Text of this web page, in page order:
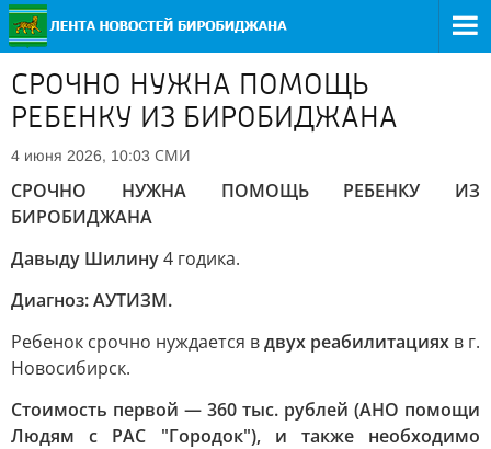
СРОЧНО НУЖНА ПОМОЩЬ
РЕБЕНКУ ИЗ БИРОБИДЖАНА
4 июня 2026, 10:03 СМИ
СРОЧНО НУЖНА ПОМОЩЬ РЕБЕНКУ ИЗ
БИРОБИДЖАНА
Давыду Шилину4 годика.
Диагноз: АУТИЗМ.
Ребенок срочно нуждается вдвух реабилитациях в г.
Новосибирск.
Стоимость первой — 360 тыс. рублей (АНО помощи
Людям с РАС "Городок"), и также необходимо